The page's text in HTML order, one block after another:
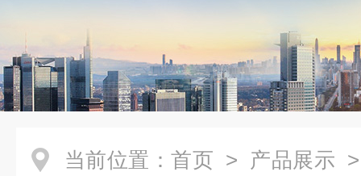
当前位置： 首页 > 产品展示